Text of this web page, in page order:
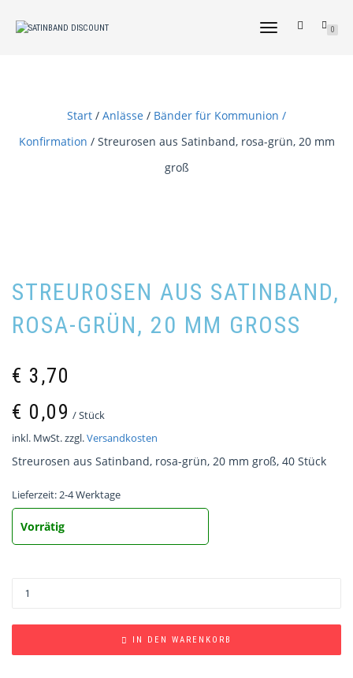
NAVIGATION
0
Start / Anlässe / Bänder für Kommunion /
Konfirmation / Streurosen aus Satinband, rosa-grün, 20 mm
groß
STREUROSEN AUS SATINBAND,
ROSA-GRÜN, 20 MM GROSS
€ 3,70
€ 0,09 /Stück
inkl. MwSt.zzgl.Versandkosten
Streurosen aus Satinband, rosa-grün, 20 mm groß, 40 Stück
Lieferzeit:2-4 Werktage
Vorrätig
IN DEN WARENKORB